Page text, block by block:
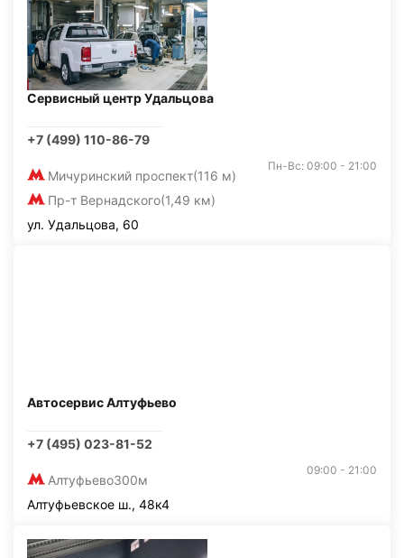
Сервисный центр Удальцова
+7 (499) 110-86-79
Мичуринский проспект(116 м)
Пр-т Вернадского(1,49 км)
Пн-Вс: 09:00 - 21:00
ул. Удальцова, 60
Автосервис Алтуфьево
+7 (495) 023-81-52
Алтуфьево300м
09:00 - 21:00
Алтуфьевское ш., 48к4